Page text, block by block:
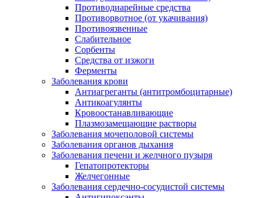
Противодиарейные средства
Противорвотное (от укачивания)
Противоязвенные
Слабительное
Сорбенты
Средства от изжоги
Ферменты
Заболевания крови
Антиагреганты (антитромбоцитарные)
Антикоагулянты
Кровоостанавливающие
Плазмозамещающие растворы
Заболевания мочеполовой системы
Заболевания органов дыхания
Заболевания печени и желчного пузыря
Гепатопротекторы
Желчегонные
Заболевания сердечно-сосудистой системы